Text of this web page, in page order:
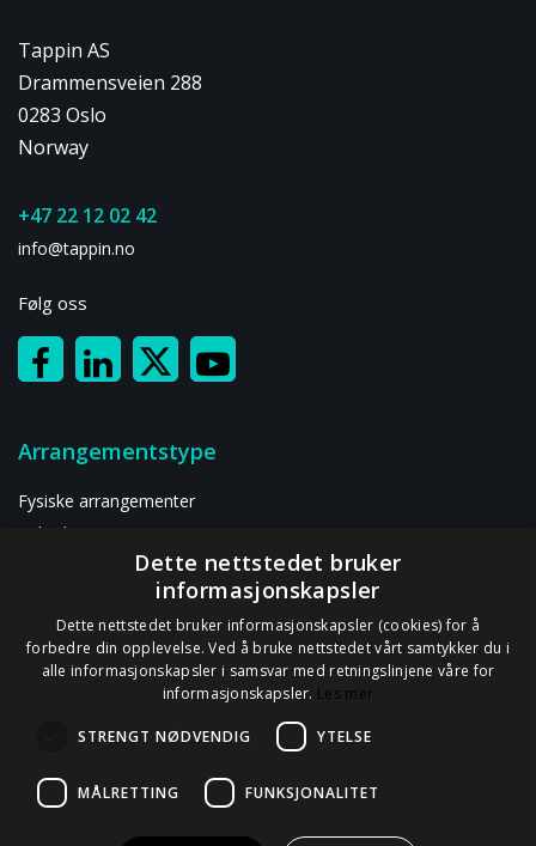
Tappin AS
Drammensveien 288
0283 Oslo
Norway
+47 22 12 02 42
info@tappin.no
Følg oss
Arrangementstype
Fysiske arrangementer
Hybride arrangementer
Digitalt arrangement
Ressurser
Om oss
Personvernerklæring
GDPR-informasjon
Databehandleravtale
Dette nettstedet bruker
informasjonskapsler
Dette nettstedet bruker informasjonskapsler (cookies) for å
forbedre din opplevelse. Ved å bruke nettstedet vårt samtykker du i
alle informasjonskapsler i samsvar med retningslinjene våre for
informasjonskapsler. Les mer
STRENGT NØDVENDIG YTELSE
MÅLRETTING FUNKSJONALITET